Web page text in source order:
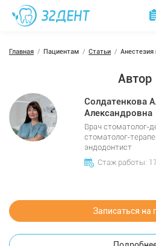
Главная Пациентам Статьи Анестезия
Автор
Солдатенкова
Александровна
Врач стоматолог-
стоматолог-
эндодонтист
Стаж работы:
Записаться на